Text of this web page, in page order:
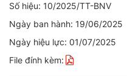
Số hiệu: 10/2025/TT-BNV
Ngày ban hành: 19/06/2025
Ngày hiệu lực: 01/07/2025
File đính kèm: